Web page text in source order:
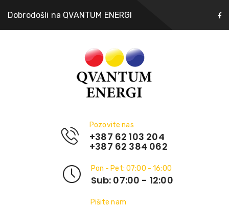
Dobrodošli na QVANTUM ENERGI
Pozovite nas
+387 62 103 204
+387 62 384 062
Pon - Pet: 07:00 - 16:00
Sub: 07:00 - 12:00
Pišite nam